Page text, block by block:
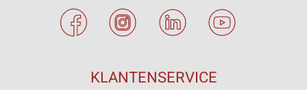
KLANTENSERVICE